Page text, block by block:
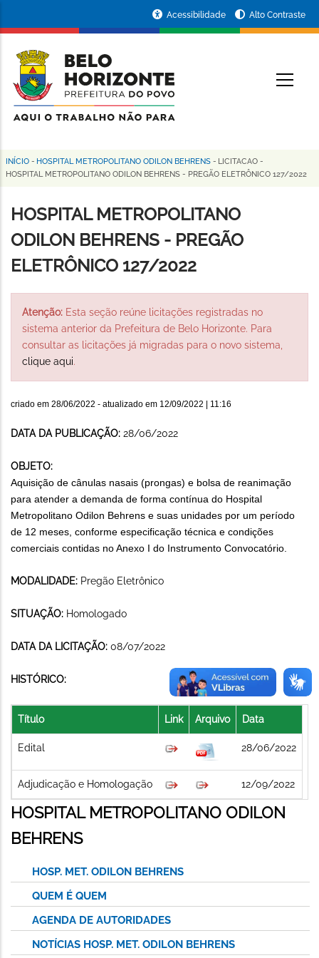
conteúdo
principal
da
Prefeitura
de
Horizonte
Acessibilidade Alto Contraste
Trilha
navegação
INÍCIO - HOSPITAL METROPOLITANO ODILON BEHRENS - LICITACAO -
HOSPITAL METROPOLITANO ODILON BEHRENS - PREGÃO ELETRÔNICO 127/2022
HOSPITAL METROPOLITANO
ODILON BEHRENS - PREGÃO
ELETRÔNICO 127/2022
Atenção: Esta seção reúne licitações registradas no
sistema anterior da Prefeitura de Belo Horizonte. Para
consultar as licitações já migradas para o novo sistema,
clique aqui.
criado em 28/06/2022 - atualizado em 12/09/2022 | 11:16
DATA DA PUBLICAÇÃO: 28/06/2022
OBJETO:
Aquisição de cânulas nasais (prongas) e bolsa de reanimação
para atender a demanda de forma contínua do Hospital
Metropolitano Odilon Behrens e suas unidades por um período
de 12 meses, conforme especificação técnica e condições
comerciais contidas no Anexo I do Instrumento Convocatório.
MODALIDADE: Pregão Eletrônico
SITUAÇÃO: Homologado
DATA DA LICITAÇÃO: 08/07/2022
HISTÓRICO:
Título Link Arquivo Data
Edital 28/06/2022
Adjudicação e Homologação 12/09/2022
HOSPITAL METROPOLITANO ODILON
BEHRENS
HOSP. MET. ODILON BEHRENS
QUEM É QUEM
AGENDA DE AUTORIDADES
NOTÍCIAS HOSP. MET. ODILON BEHRENS